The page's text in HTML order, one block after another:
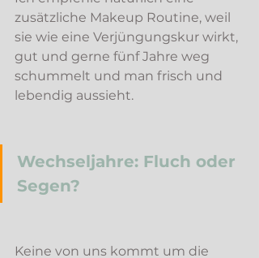
zusätzliche Makeup Routine, weil
sie wie eine Verjüngungskur wirkt,
gut und gerne fünf Jahre weg
schummelt und man frisch und
lebendig aussieht.
Wechseljahre: Fluch oder
Segen?
Keine von uns kommt um die